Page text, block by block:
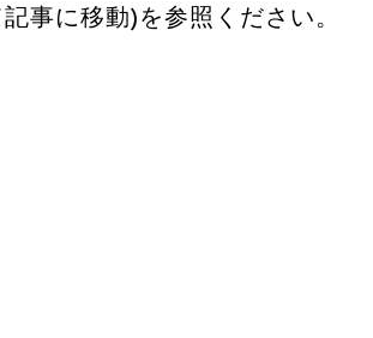
事に移動)を参照ください。